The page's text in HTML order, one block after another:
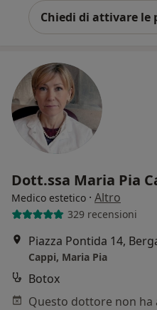
Chiedi di attivare
Dott.ssa Maria Pia
Medico estetico · Altro
329 recensioni
Piazza Pontida 14,
Cappi, Maria Pia
Botox